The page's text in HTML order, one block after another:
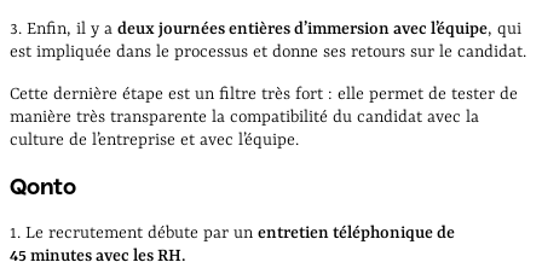
3. Enfin, il y a deux journées entières d’immersion avec l’équipe, qui
est impliquée dans le processus et donne ses retours sur le candidat.
Cette dernière étape est un filtre très fort : elle permet de tester de
manière très transparente la compatibilité du candidat avec la
culture de l’entreprise et avec l’équipe.
Qonto
1. Le recrutement débute par un entretien téléphonique de
45 minutes avec les RH.